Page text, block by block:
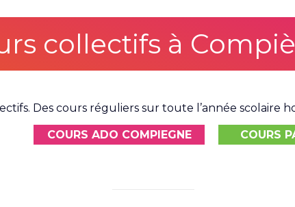
collectifs à
Des cours réguliers sur toute l’année scolaire
COURS ADO COMPIEGNE COURS